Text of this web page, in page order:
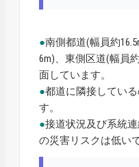
●南側都道(幅員約
6m)、東側区道(幅員
面しています。
●都道に隣接してい
す。
●接道状況及び系統
の災害リスクは低い